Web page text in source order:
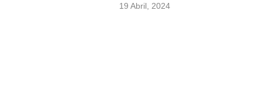
19 Abril, 2024